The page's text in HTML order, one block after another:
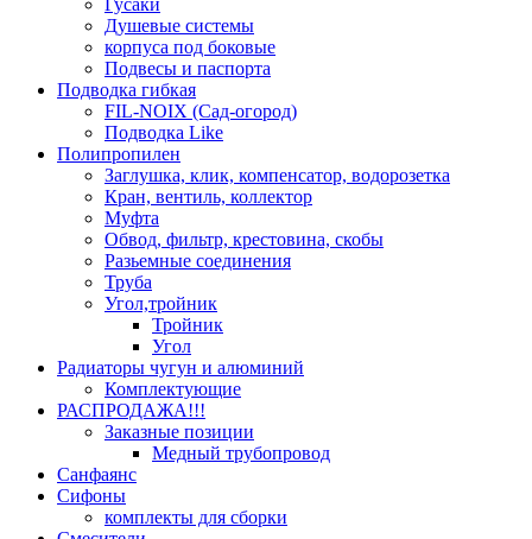
Гусаки
Душевые системы
корпуса под боковые
Подвесы и паспорта
Подводка гибкая
FIL-NOIX (Сад-огород)
Подводка Like
Полипропилен
Заглушка, клик, компенсатор, водорозетка
Кран, вентиль, коллектор
Муфта
Обвод, фильтр, крестовина, скобы
Разьемные соединения
Труба
Угол,тройник
Тройник
Угол
Радиаторы чугун и алюминий
Комплектующие
РАСПРОДАЖА!!!
Заказные позиции
Медный трубопровод
Санфаянс
Сифоны
комплекты для сборки